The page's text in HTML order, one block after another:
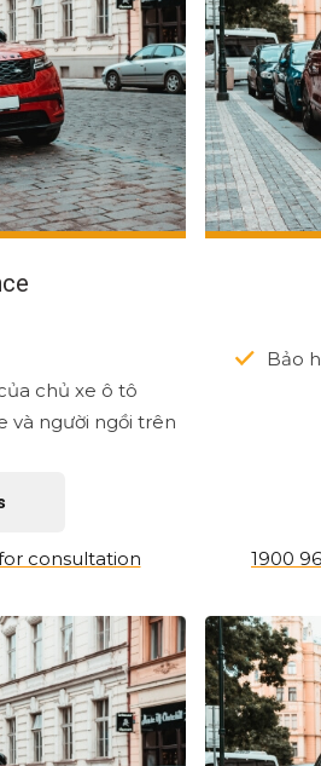
chủ xe ô tô
và người ngồi trên
consultation
Bảo
1900